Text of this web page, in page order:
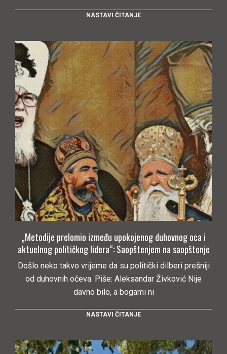
NASTAVI ČITANJE
„Metodije prelomio između upokojenog duhovnog oca i
aktuelnog političkog lidera“: Saopštenjem na saopštenje
Došlo neko takvo vrijeme da su politički dilberi prešniji
od duhovnih očeva. Piše: Aleksandar Živković Nije
davno bilo, a bogami ni
NASTAVI ČITANJE